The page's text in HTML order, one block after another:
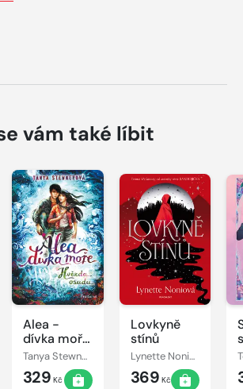
vám také líbit
Alea -
dívka moře:
Hvězda
osudu
Tanya Stewnerová
329 Kč
Lovkyně
stínů
Lynette Noniová
369 Kč